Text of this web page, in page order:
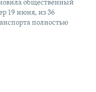
общественный
19 июня, из 36
полностью